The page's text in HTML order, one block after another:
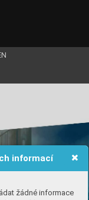
informací
žádné informace